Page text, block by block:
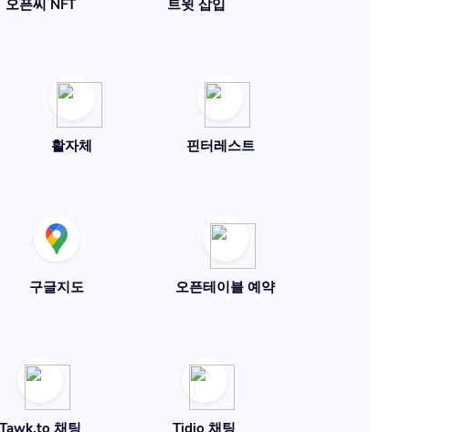
오픈씨 NFT 트윗 삽입
활자체 핀터레스트
구글지도 오픈테이블 예약